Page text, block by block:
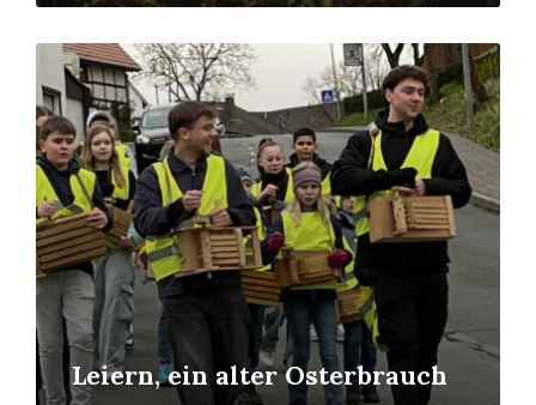
Leiern, ein alter Osterbrauch
Read
More